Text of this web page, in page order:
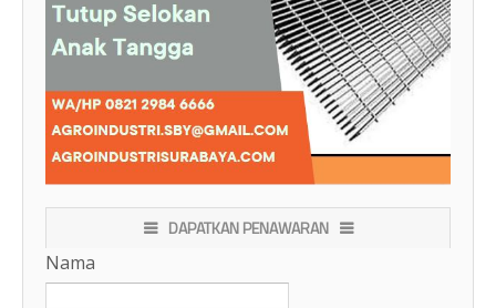
DAPATKAN PENAWARAN
Nama